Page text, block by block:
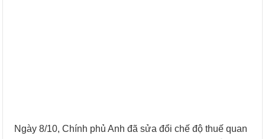
Ngày 8/10, Chính phủ Anh đã sửa đổi chế độ thuế quan